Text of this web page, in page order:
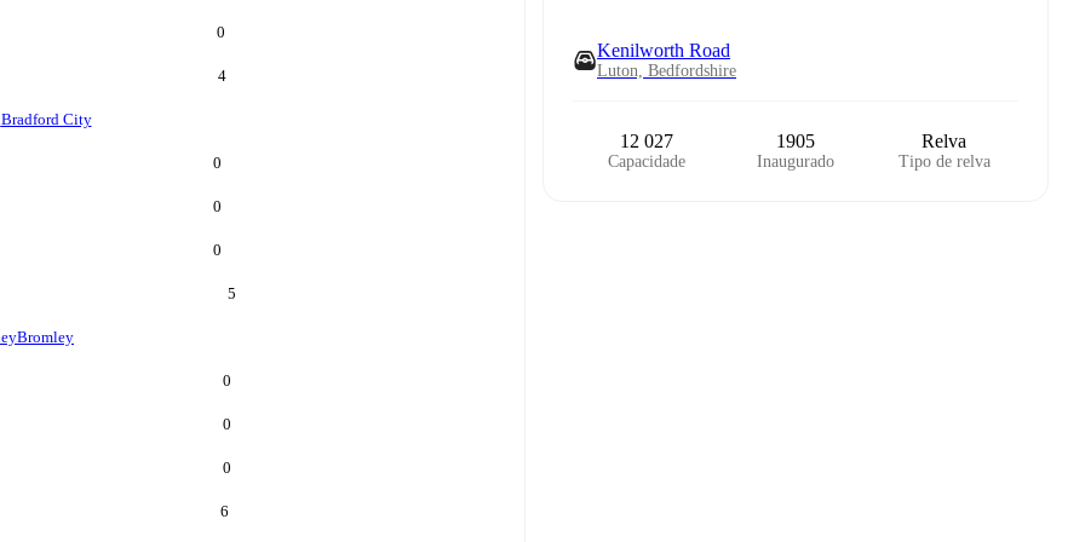
0
4
Bradford City
0
0
0
5
Bromley
0
0
0
6
Kenilworth Road
Luton, Bedfordshire
12 027
Capacidade
1905
Inaugurado
Relva
Tipo de relva